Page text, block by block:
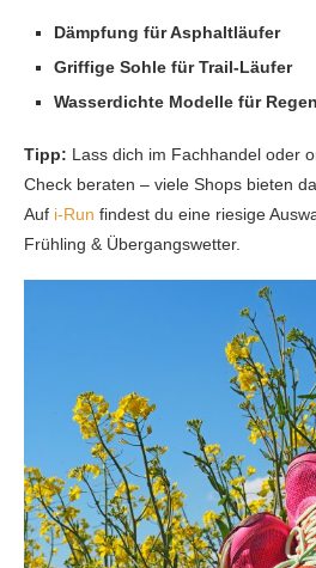
Dämpfung für Asphaltläufer
Griffige Sohle für Trail-Läufer
Wasserdichte Modelle für
Tipp: Lass dich im Fachhandel oder
Check beraten – viele Shops bieten
Auf i-Run findest du eine riesige
Frühling & Übergangswetter.